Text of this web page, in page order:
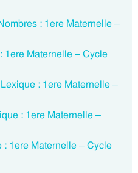
: 1ere Maternelle –
1ere Maternelle – Cycle
: 1ere Maternelle –
: 1ere Maternelle –
1ere Maternelle – Cycle